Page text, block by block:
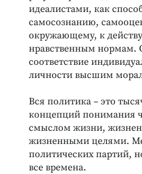
идеалистами, как
самосознанию,
окружающему, к
нравственным нормам.
соответствие
личности высшим
Вся политика – это
концепций понимания
смыслом жизни,
жизненными целями.
политических партий,
все времена.